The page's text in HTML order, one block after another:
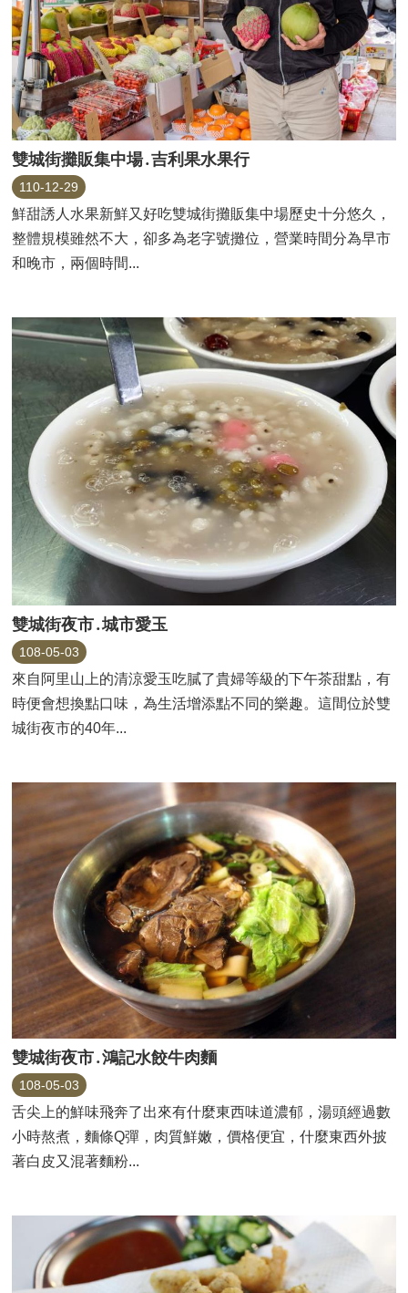
雙城街攤販集中場․吉利果水果行
110-12-29
鮮甜誘人水果新鮮又好吃雙城街攤販集中場歷史十分悠久，
整體規模雖然不大，卻多為老字號攤位，營業時間分為早市
和晚市，兩個時間...
雙城街夜市․城市愛玉
108-05-03
來自阿里山上的清涼愛玉吃膩了貴婦等級的下午茶甜點，有
時便會想換點口味，為生活增添點不同的樂趣。這間位於雙
城街夜市的40年...
雙城街夜市․鴻記水餃牛肉麵
108-05-03
舌尖上的鮮味飛奔了出來有什麼東西味道濃郁，湯頭經過數
小時熬煮，麵條Q彈，肉質鮮嫩，價格便宜，什麼東西外披
著白皮又混著麵粉...